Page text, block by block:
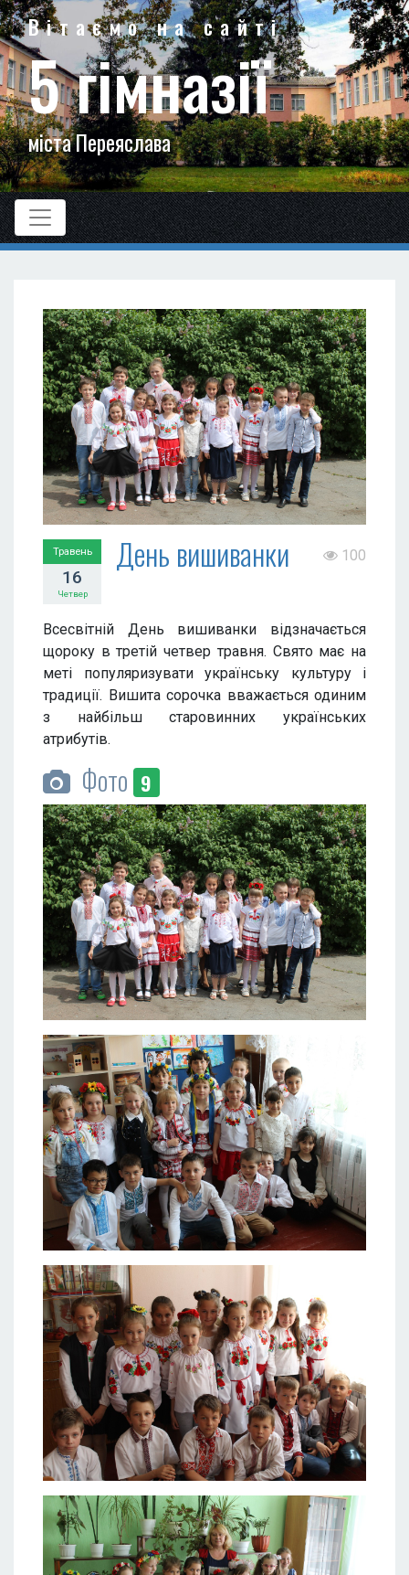
Вітаємо на сайті
5 гімназії
міста Переяслава
Травень
16
Четвер
День вишиванки 100
Всесвітній День вишиванки відзначається
щороку в третій четвер травня. Свято має на
меті популяризувати українську культуру і
традиції. Вишита сорочка вважається одиним
з найбільш старовинних українських
атрибутів.
Фото 9